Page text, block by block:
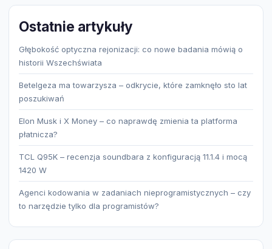
Ostatnie artykuły
Głębokość optyczna rejonizacji: co nowe badania mówią o
historii Wszechświata
Betelgeza ma towarzysza – odkrycie, które zamknęło sto lat
poszukiwań
Elon Musk i X Money – co naprawdę zmienia ta platforma
płatnicza?
TCL Q95K – recenzja soundbara z konfiguracją 11.1.4 i mocą
1420 W
Agenci kodowania w zadaniach nieprogramistycznych – czy
to narzędzie tylko dla programistów?